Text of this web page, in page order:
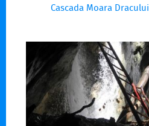
Cascada Moara Dracului